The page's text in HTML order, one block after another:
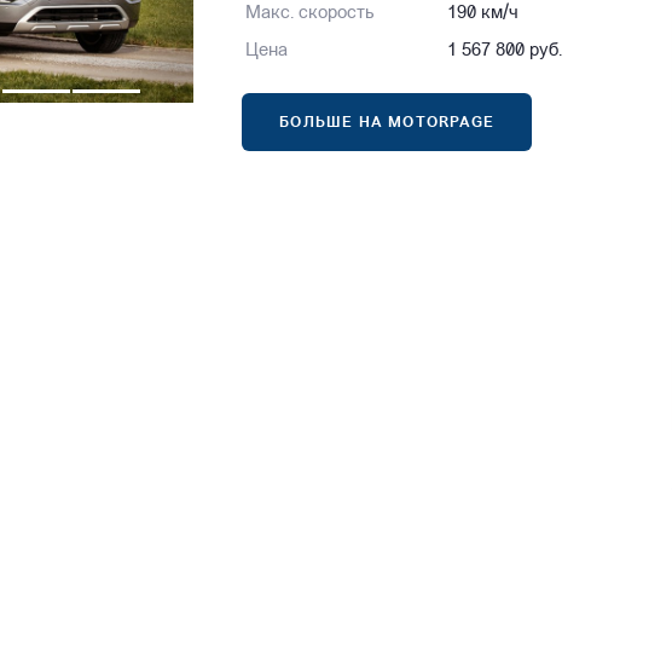
Макс. скорость 190 км/ч
Цена 1 567 800 руб.
БОЛЬШЕ НА MOTORPAGE